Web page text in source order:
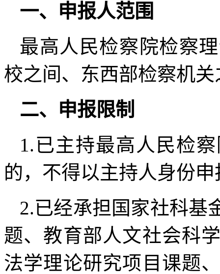
一、申报人范围
最高人民检察院检察
校之间、东西部检察机
二、申报限制
1.已主持最高人民检
的，不得以主持人身份申
2.已经承担国家社科基
题、教育部人文社会科
法学理论研究项目课题